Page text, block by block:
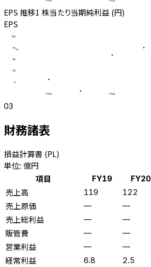
FY20 FY22
EPS 推移1 株当たり当期純利益 (円)
EPS
0
25
50
75
100
FY20 FY22
03
財務諸表
損益計算書 (PL)
単位: 億円
項目
FY19 FY20
売上高 119 122
売上原価 — —
売上総利益 — —
販管費 — —
営業利益 — —
経常利益 6.8 2.5